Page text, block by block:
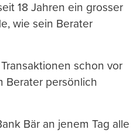
18 Jahren ein grosser
wie sein Berater
schon vor
Berater persönlich
Bär an jenem Tag alle